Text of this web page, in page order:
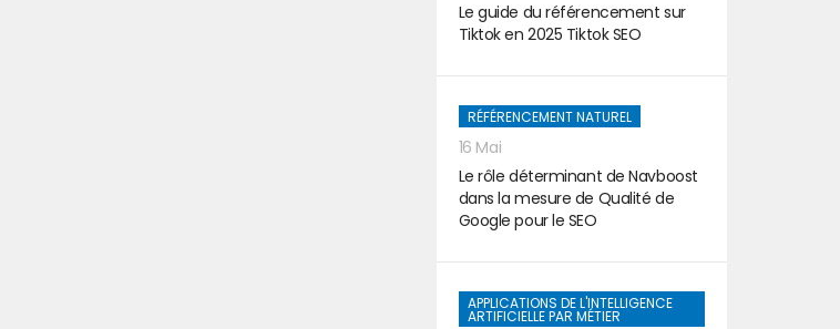
Le guide du référencement sur
Tiktok en 2025 Tiktok SEO
RÉFÉRENCEMENT NATUREL
16 Mai
Le rôle déterminant de Navboost
dans la mesure de Qualité de
Google pour le SEO
APPLICATIONS DE L'INTELLIGENCE
ARTIFICIELLE PAR MÉTIER